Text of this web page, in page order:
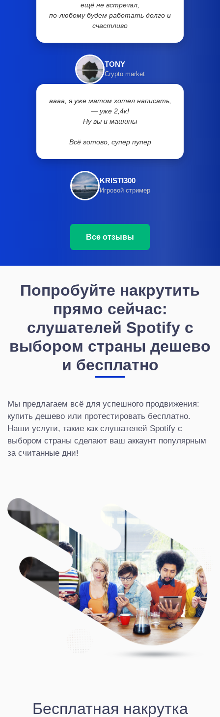
ещё не встречал,
по-любому будем работать долго и
счастливо
TONY
Crypto market
аааа, я уже матом хотел написать,
— уже 2,4к!
Ну вы и машины
Всё готово, супер пупер
KRISTI300
Игровой стример
Все отзывы
Попробуйте накрутить
прямо сейчас:
слушателей Spotify с
выбором страны дешево
и бесплатно
Мы предлагаем всё для успешного продвижения:
купить дешево или протестировать бесплатно.
Наши услуги, такие как слушателей Spotify с
выбором страны сделают ваш аккаунт популярным
за считанные дни!
Бесплатная накрутка